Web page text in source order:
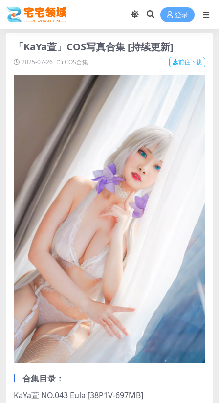
登录
「KaYa萱」COS写真合集 [持续更新]
2025-07-26 COS合集 前往下载
合集目录：
KaYa萱 NO.043 Eula [38P1V-697MB]